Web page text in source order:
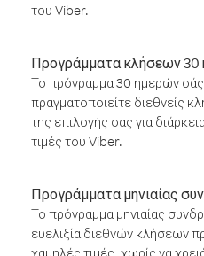
του Viber.
Προγράμματα κλήσεων 30
Το πρόγραμμα 30 ημερών σάς
πραγματοποιείτε διεθνείς
της επιλογής σας για
τιμές του Viber.
Προγράμματα μηνιαίας
Το πρόγραμμα μηνιαίας
ευελιξία διεθνών κλήσεων